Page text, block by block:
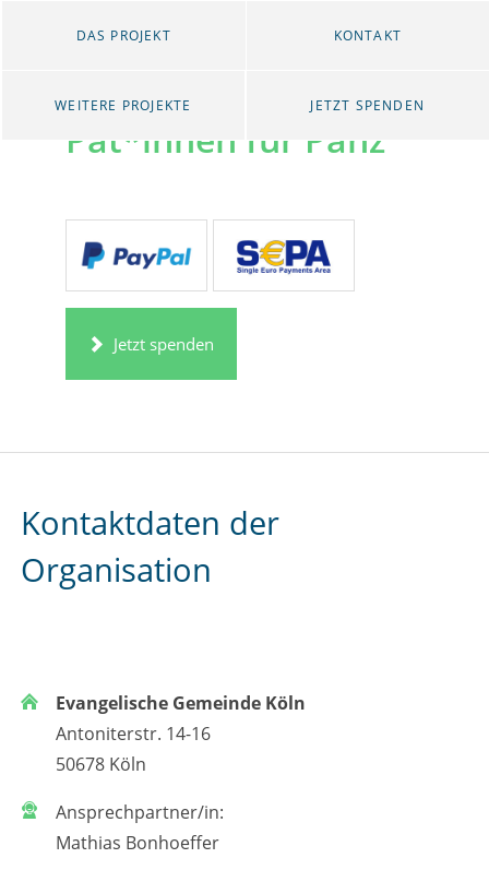
DAS PROJEKT KONTAKT
WEITERE PROJEKTE JETZT SPENDEN
Thomaskirche:
Pat*innen für Pänz
Jetzt spenden
Kontaktdaten der
Organisation
Evangelische Gemeinde Köln
Antoniterstr. 14-16
50678 Köln
Ansprechpartner/in:
Mathias Bonhoeffer